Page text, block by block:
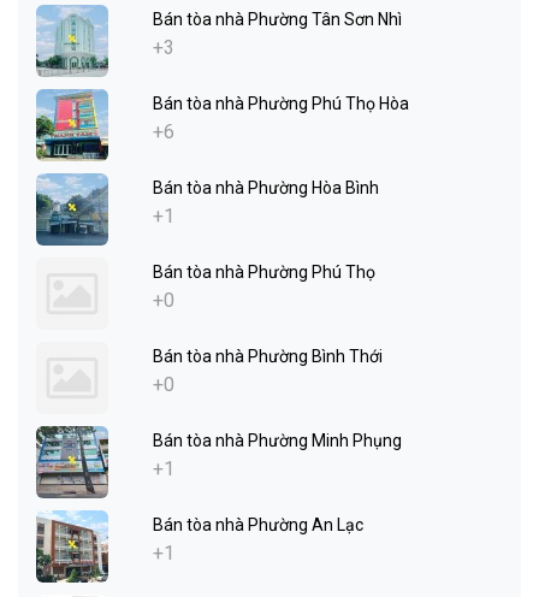
Bán tòa nhà Phường Tân Sơn Nhì
+3
Bán tòa nhà Phường Phú Thọ Hòa
+6
Bán tòa nhà Phường Hòa Bình
+1
Bán tòa nhà Phường Phú Thọ
+0
Bán tòa nhà Phường Bình Thới
+0
Bán tòa nhà Phường Minh Phụng
+1
Bán tòa nhà Phường An Lạc
+1